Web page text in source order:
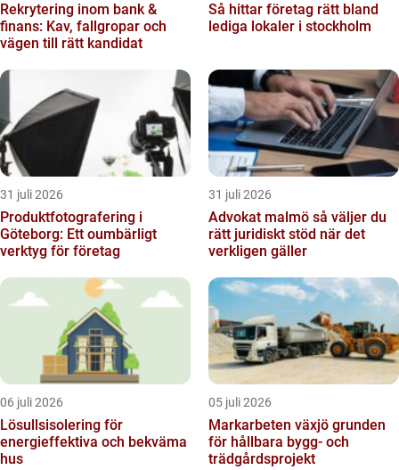
Rekrytering inom bank &
finans: Kav, fallgropar och
vägen till rätt kandidat
Så hittar företag rätt bland
lediga lokaler i stockholm
31 juli 2026
Produktfotografering i
Göteborg: Ett oumbärligt
verktyg för företag
31 juli 2026
Advokat malmö så väljer du
rätt juridiskt stöd när det
verkligen gäller
06 juli 2026
Lösullsisolering för
energieffektiva och bekväma
hus
05 juli 2026
Markarbeten växjö grunden
för hållbara bygg- och
trädgårdsprojekt